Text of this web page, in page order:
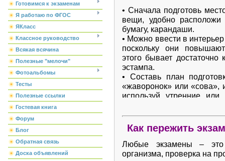
Готовимся к экзаменам
Я работаю по ФГОС
ЯКласс
Классное руководство
Всякая всячина
Полезные "мелочи"
Фотоальбомы
Тесты
Полезные ссылки
Гостевая книга
Форум
Блог
Обратная связь
Доска объявлений
• Сначала подготовь
вещи, удобно расположи
бумагу, карандаши.
• Можно ввести в
поскольку они
этого бывает достаточно
эстампа.
• Составь план
«жаворонок» или «сова»,
используй утренние
именно сегодня
позанимаюсь», а какие
• Начни с самого
всего. Но если тебе
материала, который
Как пережить
Любые экзамены – это
организма, проверка на